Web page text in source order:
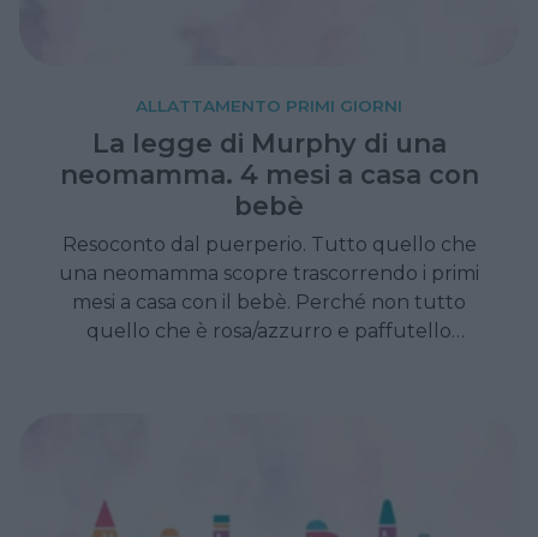
ALLATTAMENTO PRIMI GIORNI
La legge di Murphy di una
neomamma. 4 mesi a casa con
bebè
Resoconto dal puerperio. Tutto quello che
una neomamma scopre trascorrendo i primi
mesi a casa con il bebè. Perché non tutto
quello che è rosa/azzurro e paffutello